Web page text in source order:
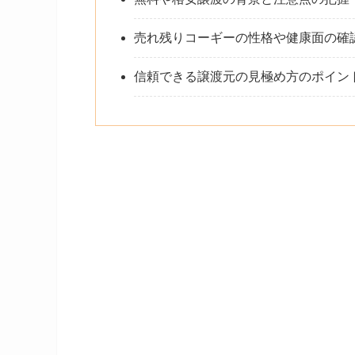
売れ残りコーギーの性格や健康面の確
信頼できる譲渡元の見極め方のポイン